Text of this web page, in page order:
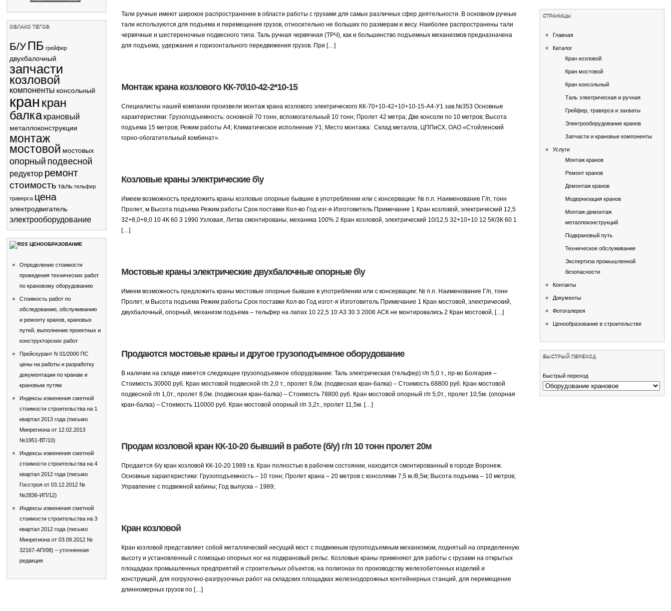
ОБЛАКО ТЕГОВ
Б/УПБ грейфер
двухбалочный
запчасти
козловой
компоненты консольный
кран кран
балка крановый
металлоконструкции
монтаж
мостовой мостовых
опорный подвесной
редуктор ремонт
стоимость таль тельфер
траверса цена
электродвигатель
электрооборудование
ЦЕНООБРАЗОВАНИЕ
Определение стоимости
проведения технических работ
по крановому оборудованию
Стоимость работ по
обследованию, обслуживанию
и ремонту кранов, крановых
путей, выполнение проектных и
конструкторских работ
Прейскурант N 01/2000 ПС
цены на работы и разработку
документации по кранам и
крановым путям
Индексы изменения сметной
стоимости строительства на 1
квартал 2013 года (письмо
Минрегиона от 12.02.2013
№1951-ВТ/10)
Индексы изменения сметной
стоимости строительства на 4
квартал 2012 года (письмо
Госстроя от 03.12.2012 №
№2836-ИП/12)
Индексы изменения сметной
стоимости строительства на 3
квартал 2012 года (письмо
Минрегиона от 03.09.2012 №
32167-АП/08) – уточненная
редакция
Тали ручные имеют широкое распространение в области работы с грузами для самых различных сфер деятельности. В основном ручные
тали используются для подъема и перемещения грузов, относительно не больших по размерам и весу. Наиболее распространены тали
червячные и шестереночные подвеcного типа. Таль ручная червячная (ТРЧ), как и большинство подъемных механизмов предназначена
для подъема, удержания и горизонтального передвижения грузов. При […]
Монтаж крана козлового КК-70\10-42-2*10-15
Специалисты нашей компании произвели монтаж крана козлового электрического КК-70+10-42+10+10-15-А4-У1 зав.№353 Основные
характеристики: Грузоподъемность: основной 70 тонн, вспомогательный 10 тонн; Пролет 42 метра; Две консоли по 10 метров; Высота
подъема 15 метров; Режим работы А4; Климатическое исполнение У1; Место монтажа: Склад металла, ЦППиСХ, ОАО «Стойленский
горно-обогатительный комбинат».
Козловые краны электрические б\у
Имеем возможность предложить краны козловые опорные бывшие в употреблении или с консервации: № п.п. Наименование Г/п, тонн
Пролет, м Высота подъема Режим работы Срок поставки Кол-во Год изг-я Изготовитель Примечание 1 Кран козловой, электрический 12,5
32+8,0+8,0 10 4К 60 3 1990 Узловая, Литва смонтированы, механика 100% 2 Кран козловой, электрический 10/12,5 32+10+10 12 5К/3К 60 1
[…]
Мостовые краны электрические двухбалочные опорные б\у
Имеем возможность предложить краны мостовые опорные бывшие в употреблении или с консервации: № п.п. Наименование Г/п, тонн
Пролет, м Высота подъема Режим работы Срок поставки Кол-во Год изгот-я Изготовитель Примечание 1 Кран мостовой, электрический,
двухбалочный, опорный, механизм подъема – тельфер на лапах 10 22,5 10 А3 30 3 2008 АСК не монтировались 2 Кран мостовой, […]
Продаются мостовые краны и другое грузоподъемное оборудование
В наличии на складе имеется следующее грузоподъемное оборудование: Таль электрическая (тельфер) г/п 5,0 т., пр-во Болгария –
Стоимость 30000 руб. Кран мостовой подвесной г/п 2,0 т., пролет 6,0м. (подвесная кран-балка) – Стоимость 68800 руб. Кран мостовой
подвесной г/п 1,0т., пролет 8,0м. (подвесная кран-балка) – Стоимость 78800 руб. Кран мостовой опорный г/п 5,0т., пролет 10,5м. (опорная
кран-балка) – Стоимость 110000 руб. Кран мостовой опорный г/п 3,2т., пролет 11,5м. […]
Продам козловой кран КК-10-20 бывший в работе (б/у) г/п 10 тонн пролет 20м
Продается б/у кран козловой КК-10-20 1989 г.в. Кран полностью в рабочем состоянии, находится смонтированный в городе Воронеж.
Основные характеристики: Грузоподъемность – 10 тонн; Пролет крана – 20 метров с консолями 7,5 м./8,5м; Высота подъема – 10 метров;
Управление с подвижной кабины; Год выпуска – 1989;
Кран козловой
Кран козловой представляет собой металлический несущий мост с подвижным грузоподъемным механизмом, поднятый на определенную
высоту и установленный с помощью опорных ног на подкрановый рельс. Козловые краны применяют для работы с грузами на открытых
площадках промышленных предприятий и строительных объектов, на полигонах по производству железобетонных изделий и
конструкций, для погрузочно-разгрузочных работ на складских площадках железнодорожных контейнерных станций, для перемещение
длинномерных грузов по […]
СТРАНИЦЫ
Главная
Каталог
Кран козловой
Кран мостовой
Кран консольный
Таль электрическая и ручная
Грейфер, траверса и захваты
Электрооборудование кранов
Запчасти и крановые компоненты
Услуги
Монтаж кранов
Ремонт кранов
Демонтаж кранов
Модернизация кранов
Монтаж-демонтаж
металлоконструкций
Подкрановый путь
Техническое обслуживание
Экспертиза промышленной
безопасности
Контакты
Документы
Фотогалерея
Ценообразование в строительстве
БЫСТРЫЙ ПЕРЕХОД
Быстрый переход